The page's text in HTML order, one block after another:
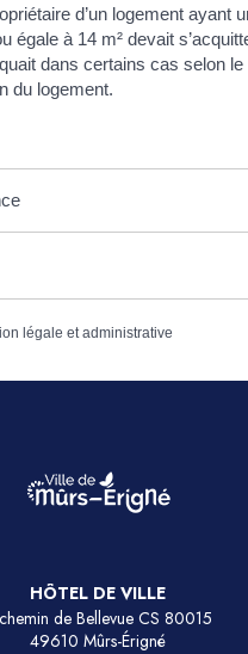
d’un logement ayant
égale à 14 m² devait
dans certains cas selon
du logement.
légale et administrative
HÔTEL DE VILLE
de Bellevue CS 80015
49610 Mûrs-Érigné